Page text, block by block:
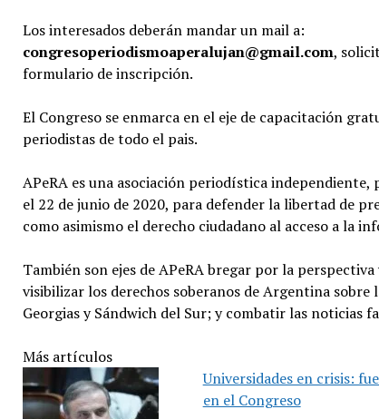
Los interesados deberán mandar un mail a:
congresoperiodismoaperalujan@gmail.com,
formulario de inscripción.
El Congreso se enmarca en el eje de capacitación
periodistas de todo el pais.
APeRA es una asociación periodística
el 22 de junio de 2020, para defender la libertad de
como asimismo el derecho ciudadano al acceso a la
También son ejes de APeRA bregar por la
visibilizar los derechos soberanos de Argentina sobre
Georgias y Sándwich del Sur; y combatir las noticias
Más artículos
Universidades en crisis:
en el Congreso